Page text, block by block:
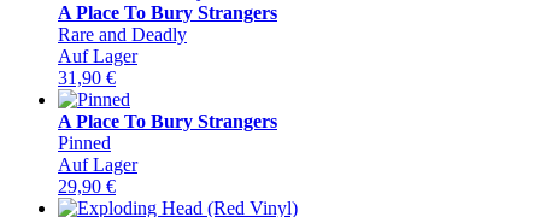
A Place To Bury Strangers
Rare and Deadly
Auf Lager
31,90 €
A Place To Bury Strangers
Pinned
Auf Lager
29,90 €